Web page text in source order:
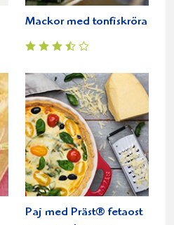
Mackor med tonfiskröra
Paj med Präst® fetaost